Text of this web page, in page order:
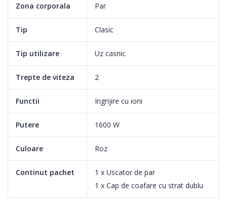
stralucitor
Acest sistem puternic cu ioni genereaza pana la 30 de milioane
de ioni la o sesiune de uscare, amplificand stralucirea parului.
Astfel, te vei bucura de un par neted si lucios.
Zona corporala Par
Tip Clasic
Tip utilizare Uz casnic
Trepte de viteza 2
Functii Ingrijire cu ioni
Putere 1600 W
Culoare Roz
Continut pachet
1 x Uscator de par
1 x Cap de coafare cu strat dublu